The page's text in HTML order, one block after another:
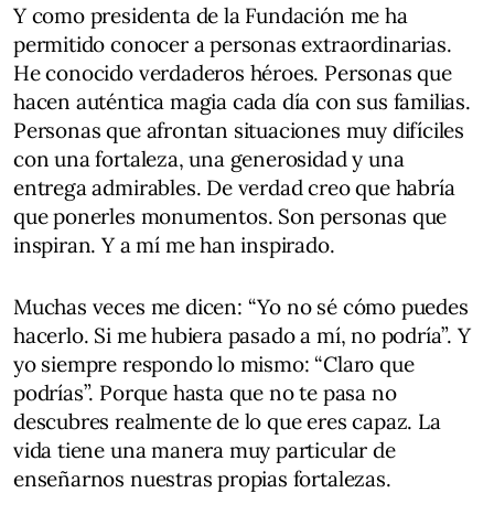
Y como presidenta de la Fundación me ha
permitido conocer a personas extraordinarias.
He conocido verdaderos héroes. Personas que
hacen auténtica magia cada día con sus familias.
Personas que afrontan situaciones muy difíciles
con una fortaleza, una generosidad y una
entrega admirables. De verdad creo que habría
que ponerles monumentos. Son personas que
inspiran. Y a mí me han inspirado.
Muchas veces me dicen: “Yo no sé cómo puedes
hacerlo. Si me hubiera pasado a mí, no podría”. Y
yo siempre respondo lo mismo: “Claro que
podrías”. Porque hasta que no te pasa no
descubres realmente de lo que eres capaz. La
vida tiene una manera muy particular de
enseñarnos nuestras propias fortalezas.